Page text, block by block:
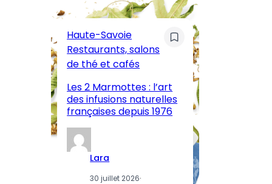
Haute-Savoie
Restaurants, salons
de thé et cafés
Les 2 Marmottes : l’art
des infusions naturelles
françaises depuis 1976
Lara
30 juillet 2026·